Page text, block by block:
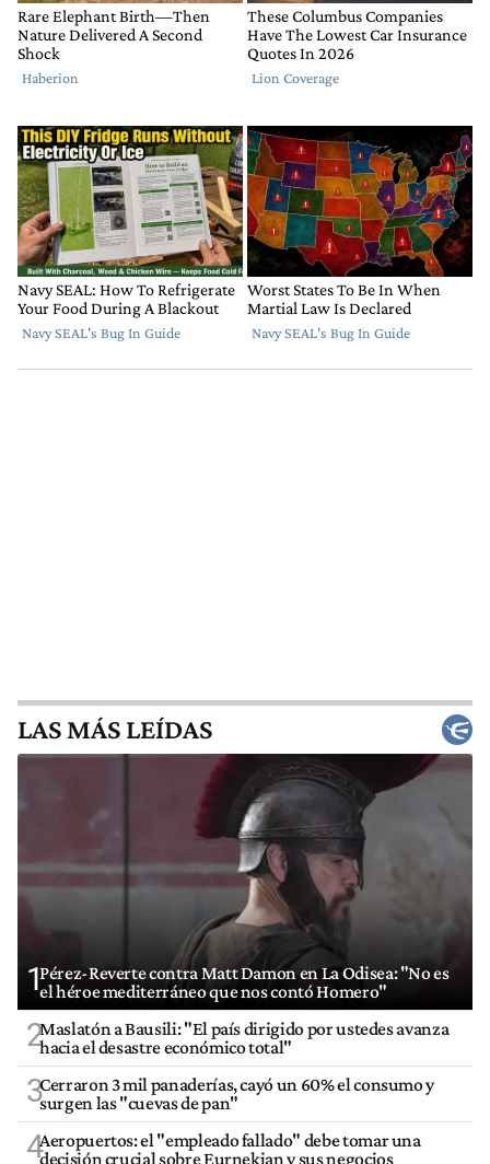
LAS MÁS LEÍDAS
1Pérez-Reverte contra Matt Damon en La Odisea: "No es
el héroe mediterráneo que nos contó Homero"
2Maslatón a Bausili: "El país dirigido por ustedes avanza
hacia el desastre económico total"
3Cerraron 3 mil panaderías, cayó un 60% el consumo y
surgen las "cuevas de pan"
4Aeropuertos: el "empleado fallado" debe tomar una
decisión crucial sobre Eurnekian y sus negocios